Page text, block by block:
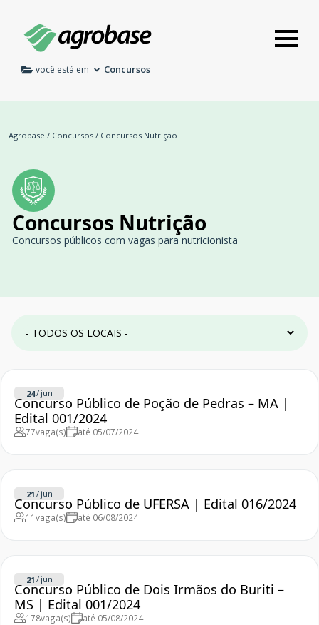
você está em Concursos
Agrobase / Concursos / Concursos Nutrição
Concursos Nutrição
Concursos públicos com vagas para nutricionista
24/ jun
Concurso Público de Poção de Pedras – MA |
Edital 001/2024
77vaga(s) até 05/07/2024
21 / jun
Concurso Público de UFERSA | Edital 016/2024
11vaga(s) até 06/08/2024
21 / jun
Concurso Público de Dois Irmãos do Buriti –
MS | Edital 001/2024
178vaga(s) até 05/08/2024